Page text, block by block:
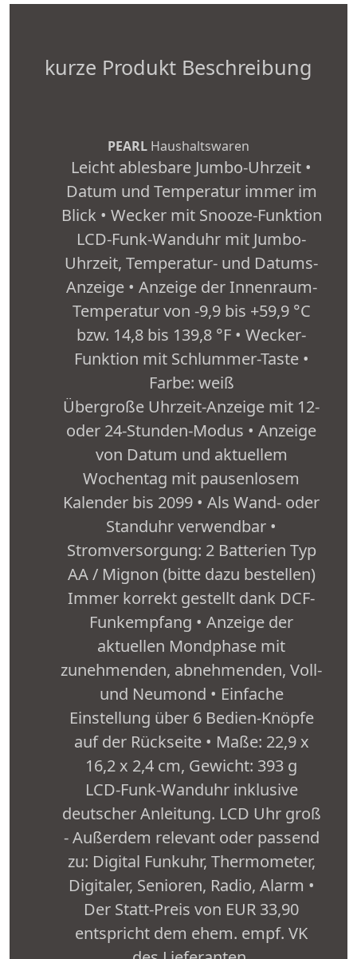
kurze Produkt Beschreibung
PEARL Haushaltswaren
Leicht ablesbare Jumbo-Uhrzeit •
Datum und Temperatur immer im
Blick • Wecker mit Snooze-Funktion
LCD-Funk-Wanduhr mit Jumbo-
Uhrzeit, Temperatur- und Datums-
Anzeige • Anzeige der Innenraum-
Temperatur von -9,9 bis +59,9 °C
bzw. 14,8 bis 139,8 °F • Wecker-
Funktion mit Schlummer-Taste •
Farbe: weiß
Übergroße Uhrzeit-Anzeige mit 12-
oder 24-Stunden-Modus • Anzeige
von Datum und aktuellem
Wochentag mit pausenlosem
Kalender bis 2099 • Als Wand- oder
Standuhr verwendbar •
Stromversorgung: 2 Batterien Typ
AA / Mignon (bitte dazu bestellen)
Immer korrekt gestellt dank DCF-
Funkempfang • Anzeige der
aktuellen Mondphase mit
zunehmenden, abnehmenden, Voll-
und Neumond • Einfache
Einstellung über 6 Bedien-Knöpfe
auf der Rückseite • Maße: 22,9 x
16,2 x 2,4 cm, Gewicht: 393 g
LCD-Funk-Wanduhr inklusive
deutscher Anleitung. LCD Uhr groß
- Außerdem relevant oder passend
zu: Digital Funkuhr, Thermometer,
Digitaler, Senioren, Radio, Alarm •
Der Statt-Preis von EUR 33,90
entspricht dem ehem. empf. VK